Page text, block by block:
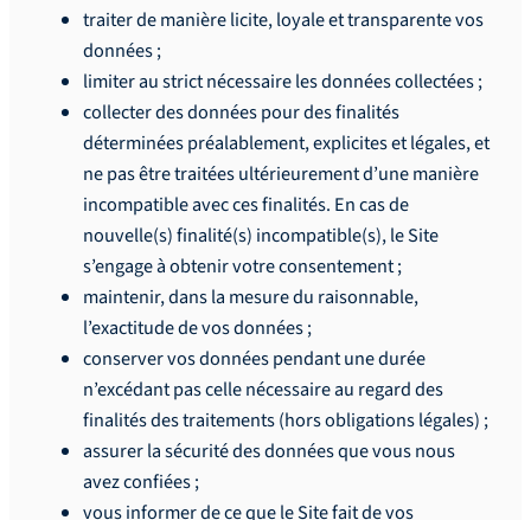
traiter de manière licite, loyale et transparente vos
données ;
limiter au strict nécessaire les données collectées ;
collecter des données pour des finalités
déterminées préalablement, explicites et légales, et
ne pas être traitées ultérieurement d’une manière
incompatible avec ces finalités. En cas de
nouvelle(s) finalité(s) incompatible(s), le Site
s’engage à obtenir votre consentement ;
maintenir, dans la mesure du raisonnable,
l’exactitude de vos données ;
conserver vos données pendant une durée
n’excédant pas celle nécessaire au regard des
finalités des traitements (hors obligations légales) ;
assurer la sécurité des données que vous nous
avez confiées ;
vous informer de ce que le Site fait de vos